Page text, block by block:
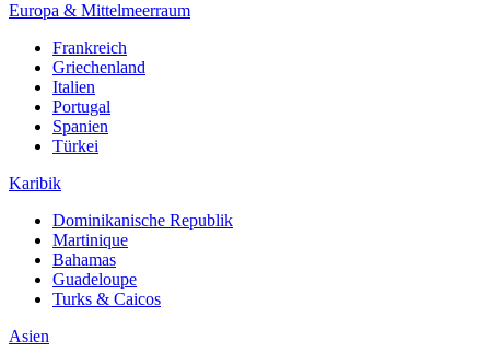
Europa & Mittelmeerraum
Frankreich
Griechenland
Italien
Portugal
Spanien
Türkei
Karibik
Dominikanische Republik
Martinique
Bahamas
Guadeloupe
Turks & Caicos
Asien